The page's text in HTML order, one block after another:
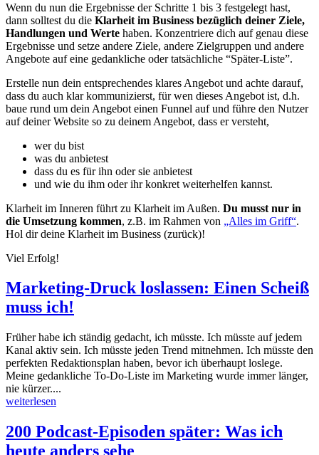
Wenn du nun die Ergebnisse der Schritte 1 bis 3 festgelegt hast,
dann solltest du die Klarheit im Business bezüglich deiner Ziele,
Handlungen und Werte haben. Konzentriere dich auf genau diese
Ergebnisse und setze andere Ziele, andere Zielgruppen und andere
Angebote auf eine gedankliche oder tatsächliche “Später-Liste”.
Erstelle nun dein entsprechendes klares Angebot und achte darauf,
dass du auch klar kommunizierst, für wen dieses Angebot ist, d.h.
baue rund um dein Angebot einen Funnel auf und führe den Nutzer
auf deiner Website so zu deinem Angebot, dass er versteht,
wer du bist
was du anbietest
dass du es für ihn oder sie anbietest
und wie du ihm oder ihr konkret weiterhelfen kannst.
Klarheit im Inneren führt zu Klarheit im Außen. Du musst nur in
die Umsetzung kommen, z.B. im Rahmen von „Alles im Griff“.
Hol dir deine Klarheit im Business (zurück)!
Viel Erfolg!
Marketing-Druck loslassen: Einen Scheiß
muss ich!
Früher habe ich ständig gedacht, ich müsste. Ich müsste auf jedem
Kanal aktiv sein. Ich müsste jeden Trend mitnehmen. Ich müsste den
perfekten Redaktionsplan haben, bevor ich überhaupt loslege.
Meine gedankliche To-Do-Liste im Marketing wurde immer länger,
nie kürzer....
weiterlesen
200 Podcast-Episoden später: Was ich
heute anders sehe